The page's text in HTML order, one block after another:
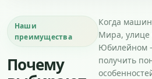
Наши
преимущества
Почему
Когда
Мира, улице
Юбилейном
получить